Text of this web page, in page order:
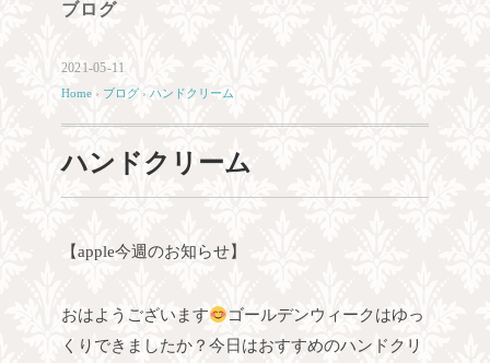
ブログ
2021-05-11
Home › ブログ › ハンドクリーム
ハンドクリーム
【apple今週のお知らせ】
おはようございます
ゴールデンウィークはゆっ
くりできましたか？ 今日はおすすめのハンドクリ